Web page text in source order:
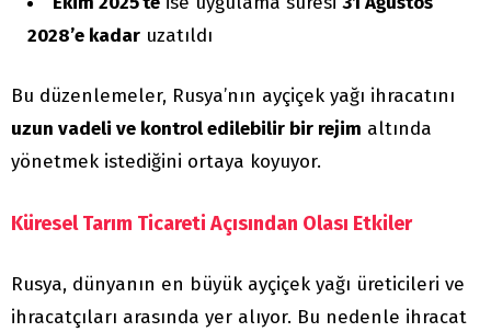
2028’e kadar uzatıldı
Bu düzenlemeler, Rusya’nın ayçiçek yağı ihracatını
uzun vadeli ve kontrol edilebilir bir rejim altında
yönetmek istediğini ortaya koyuyor.
Küresel Tarım Ticareti Açısından Olası Etkiler
Rusya, dünyanın en büyük ayçiçek yağı üreticileri ve
ihracatçıları arasında yer alıyor. Bu nedenle ihracat